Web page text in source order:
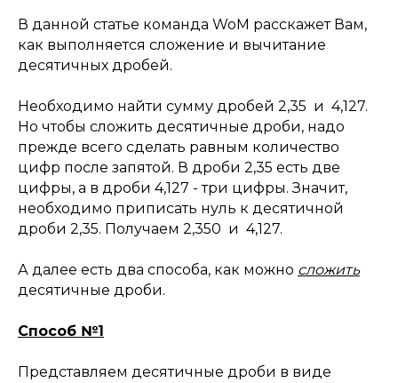
В данной статье команда WoM расскажет Вам,
как выполняется сложение и вычитание
десятичных дробей.
Необходимо найти сумму дробей 2,35 и 4,127.
Но чтобы сложить десятичные дроби, надо
прежде всего сделать равным количество
цифр после запятой. В дроби 2,35 есть две
цифры, а в дроби 4,127 - три цифры. Значит,
необходимо приписать нуль к десятичной
дроби 2,35. Получаем 2,350 и 4,127.
А далее есть два способа, как можно сложить
десятичные дроби.
Способ №1
Представляем десятичные дроби в виде